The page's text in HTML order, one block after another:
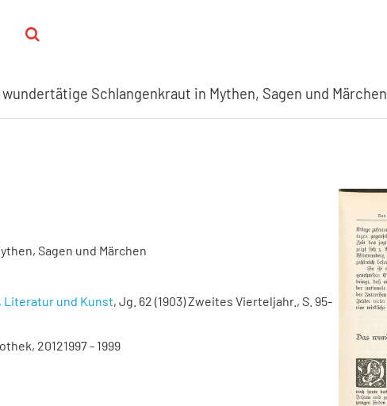
wundertätige Schlangenkraut in Mythen, Sagen und Märchen
Sagen und Märchen
Literatur und Kunst, Jg. 62 (1903) Zweites Vierteljahr., S. 95-
20121997 - 1999